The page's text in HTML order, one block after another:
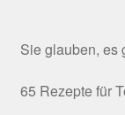
Sie glauben, es
65 Rezepte für